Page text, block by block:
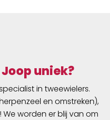
uniek?
in tweewielers.
en omstreken),
worden er blij van om